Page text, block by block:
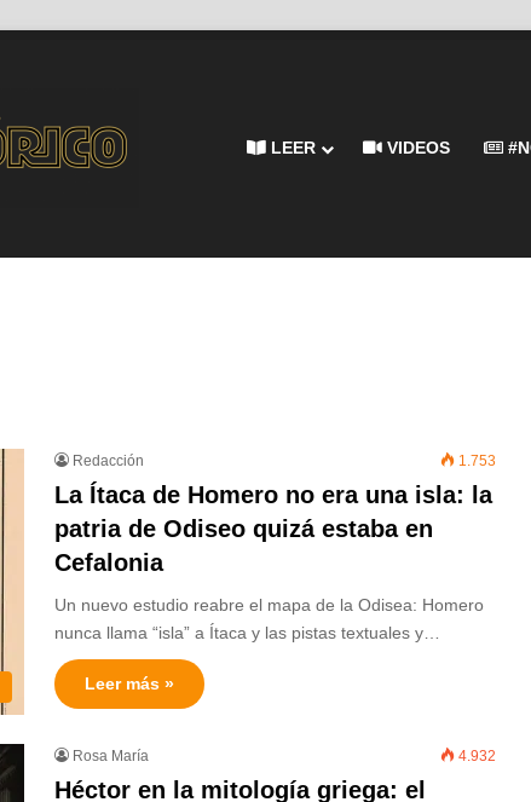
LEER VIDEOS
Redacción 1.753
La Ítaca de Homero no era una isla: la
patria de Odiseo quizá estaba en
Cefalonia
Un nuevo estudio reabre el mapa de la Odisea: Homero
nunca llama “isla” a Ítaca y las pistas textuales y…
Leer más »
Rosa María 4.932
Héctor en la mitología griega: el